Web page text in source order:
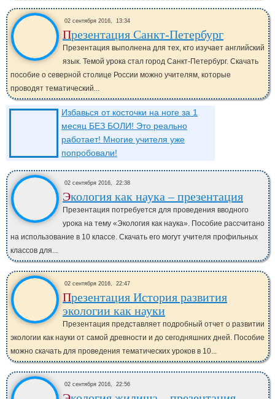
02 сентября 2016, 13:34
Презентация Санкт-Петербург
Презентация выполнена для тех, кто изучает английский
язык. Темой урока стал город Санкт-Петербург. Скачать
пособие о северной столице России можно учителям, которые
проводят тематический...
Избавься от косточки на ноге за 1
месяц БЕЗ БОЛИ! Это реально
работает! Многие учителя уже
попробовали!
02 сентября 2016, 22:38
Экология как наука – презентация
Презентация потребуется для проведения вводного
урока на тему «Экология как наука». Пособие рассчитано
на использование в 10 классе. Скачать его могут учителя профильных
классов для...
02 сентября 2016, 22:47
Презентация История развития
экологии как науки
Презентация представляет подробный отчет о развитии
экологии как науки от самой древности и до сегодняшних дней. Пособие
можно скачать для проведения тематических уроков в 10...
02 сентября 2016, 22:56